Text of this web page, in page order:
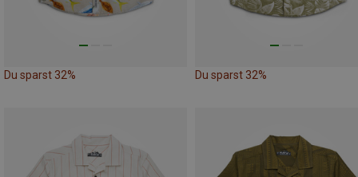
Du sparst 32% Du sparst 32%